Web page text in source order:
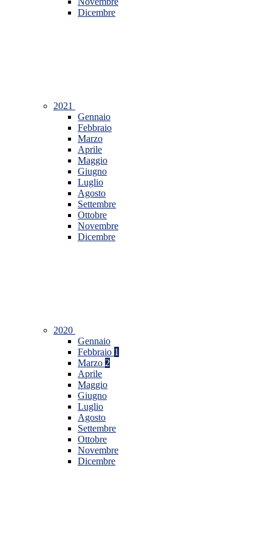
Dicembre
2021
Gennaio
Febbraio
Marzo
Aprile
Maggio
Giugno
Luglio
Agosto
Settembre
Ottobre
Novembre
Dicembre
2020
Gennaio
Febbraio 1
Marzo 2
Aprile
Maggio
Giugno
Luglio
Agosto
Settembre
Ottobre
Novembre
Dicembre